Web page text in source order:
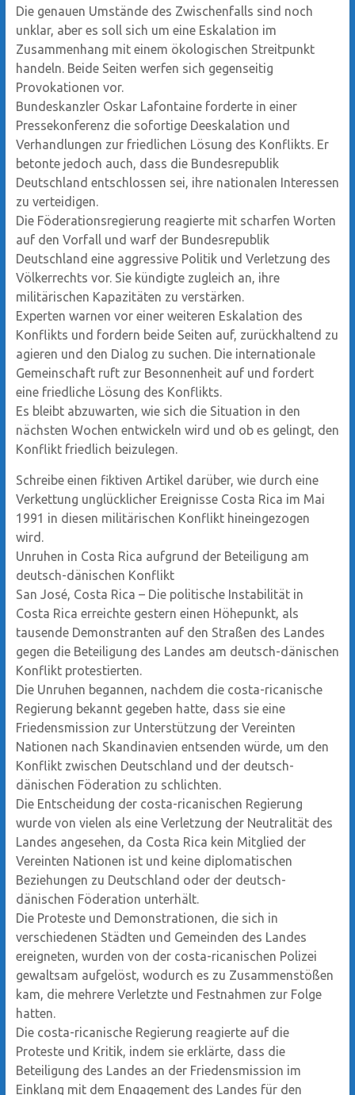
Die genauen Umstände des Zwischenfalls sind noch
unklar, aber es soll sich um eine Eskalation im
Zusammenhang mit einem ökologischen Streitpunkt
handeln. Beide Seiten werfen sich gegenseitig
Provokationen vor.
Bundeskanzler Oskar Lafontaine forderte in einer
Pressekonferenz die sofortige Deeskalation und
Verhandlungen zur friedlichen Lösung des Konflikts. Er
betonte jedoch auch, dass die Bundesrepublik
Deutschland entschlossen sei, ihre nationalen Interessen
zu verteidigen.
Die Föderationsregierung reagierte mit scharfen Worten
auf den Vorfall und warf der Bundesrepublik
Deutschland eine aggressive Politik und Verletzung des
Völkerrechts vor. Sie kündigte zugleich an, ihre
militärischen Kapazitäten zu verstärken.
Experten warnen vor einer weiteren Eskalation des
Konflikts und fordern beide Seiten auf, zurückhaltend zu
agieren und den Dialog zu suchen. Die internationale
Gemeinschaft ruft zur Besonnenheit auf und fordert
eine friedliche Lösung des Konflikts.
Es bleibt abzuwarten, wie sich die Situation in den
nächsten Wochen entwickeln wird und ob es gelingt, den
Konflikt friedlich beizulegen.
Schreibe einen fiktiven Artikel darüber, wie durch eine
Verkettung unglücklicher Ereignisse Costa Rica im Mai
1991 in diesen militärischen Konflikt hineingezogen
wird.
Unruhen in Costa Rica aufgrund der Beteiligung am
deutsch-dänischen Konflikt
San José, Costa Rica – Die politische Instabilität in
Costa Rica erreichte gestern einen Höhepunkt, als
tausende Demonstranten auf den Straßen des Landes
gegen die Beteiligung des Landes am deutsch-dänischen
Konflikt protestierten.
Die Unruhen begannen, nachdem die costa-ricanische
Regierung bekannt gegeben hatte, dass sie eine
Friedensmission zur Unterstützung der Vereinten
Nationen nach Skandinavien entsenden würde, um den
Konflikt zwischen Deutschland und der deutsch-
dänischen Föderation zu schlichten.
Die Entscheidung der costa-ricanischen Regierung
wurde von vielen als eine Verletzung der Neutralität des
Landes angesehen, da Costa Rica kein Mitglied der
Vereinten Nationen ist und keine diplomatischen
Beziehungen zu Deutschland oder der deutsch-
dänischen Föderation unterhält.
Die Proteste und Demonstrationen, die sich in
verschiedenen Städten und Gemeinden des Landes
ereigneten, wurden von der costa-ricanischen Polizei
gewaltsam aufgelöst, wodurch es zu Zusammenstößen
kam, die mehrere Verletzte und Festnahmen zur Folge
hatten.
Die costa-ricanische Regierung reagierte auf die
Proteste und Kritik, indem sie erklärte, dass die
Beteiligung des Landes an der Friedensmission im
Einklang mit dem Engagement des Landes für den